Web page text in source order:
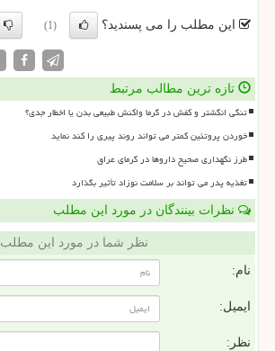
این مطلب را می پسندید؟ (1)
تازه ترین مطالب مرتبط
تنگی انگشتر و کفش در گرما واکنش طبیعی بدن یا اخطار جدی؟
خوردن پروتئین کمتر می تواند روند پیری را کند نماید
طرز نگهداری صحیح داروها در گرمای عراق
تغذیه پدر می تواند بر سلامت نوزاد تأثیر بگذارد
نظرات بینندگان در مورد این مطلب
نظر شما در مورد این مطلب
نام:
ایمیل:
نظر: